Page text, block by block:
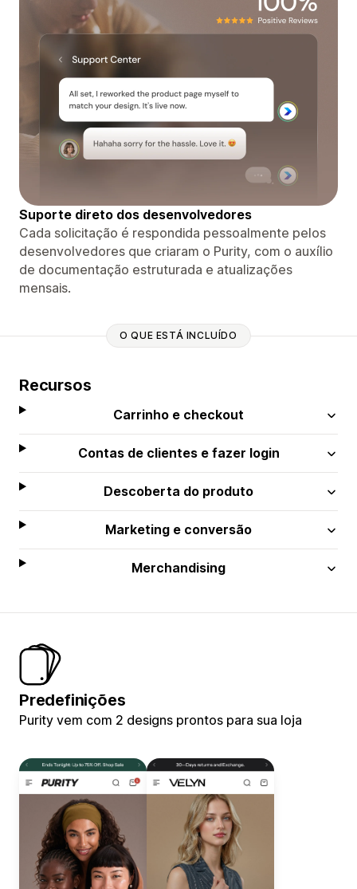
Suporte direto dos desenvolvedores
Cada solicitação é respondida pessoalmente pelos
desenvolvedores que criaram o Purity, com o auxílio
de documentação estruturada e atualizações
mensais.
O QUE ESTÁ INCLUÍDO
Recursos
Carrinho e checkout
Contas de clientes e fazer login
Descoberta do produto
Marketing e conversão
Merchandising
Predefinições
Purity vem com 2 designs prontos para sua loja